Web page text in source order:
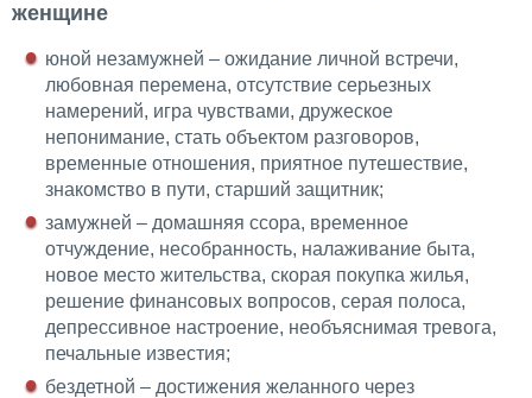
женщине
юной незамужней – ожидание личной встречи,
любовная перемена, отсутствие серьезных
намерений, игра чувствами, дружеское
непонимание, стать объектом разговоров,
временные отношения, приятное путешествие,
знакомство в пути, старший защитник;
замужней – домашняя ссора, временное
отчуждение, несобранность, налаживание быта,
новое место жительства, скорая покупка жилья,
решение финансовых вопросов, серая полоса,
депрессивное настроение, необъяснимая тревога,
печальные известия;
бездетной – достижения желанного через